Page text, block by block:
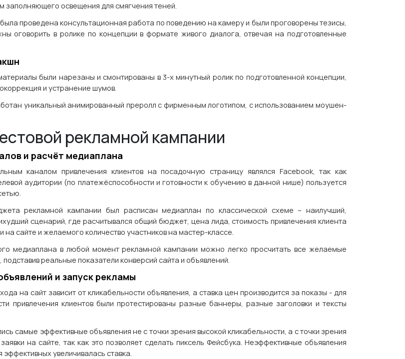
заполняющего освещения для смягчения теней.
проведена консультационная работа по поведению на камеру и были проговорены тезисы,
оговорить в ролике по концепции в формате живого диалога, отвечая на подготовленные
были нарезаны и смонтированы в 3-х минутный ролик по подготовленной концепции,
и устранение шумов.
уникальный анимированный преролл с фирменным логотипом, с использованием моушен-
рекламной кампании
и расчёт медиаплана
каналом привлечения клиентов на посадочную страницу являлся Facebook, так как
аудитории (по платежёспособности и готовности к обучению в данной нише) пользуется
рекламной кампании был расписан медиаплан по классической схеме – наилучший,
сценарий, где расчитывался общий бюджет, цена лида, стоимость привлечения клиента
на сайте и желаемого количество участников на мастер-классе.
медиаплана в любой момент рекламной кампании можно легко просчитать все желаемые
реальные показатели конверсий сайта и объявлений.
и запуск рекламы
на сайт зависит от кликабельности объявления, а ставка цен производится за показы - для
привлечения клиентов были протестированы разные баннеры, разные заголовки и тексты
самые эффективные объявления не с точки зрения высокой кликабельности, а с точки зрения
на сайте, так как это позволяет сделать пиксель Фейсбука. Неэффективные объявления
эффективных увеличивалась ставка.